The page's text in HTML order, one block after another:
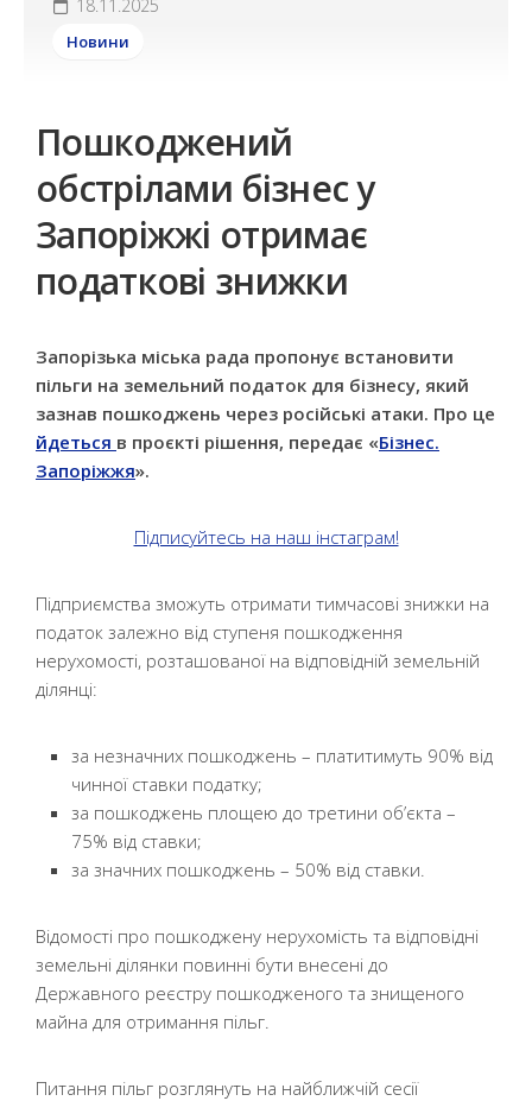
18.11.2025
Новини
Пошкоджений
обстрілами бізнес у
Запоріжжі отримає
податкові знижки
Запорізька міська рада пропонує встановити
пільги на земельний податок для бізнесу, який
зазнав пошкоджень через російські атаки. Про це
йдеться в проєкті рішення, передає «Бізнес.
Запоріжжя».
Підписуйтесь на наш інстаграм!
Підприємства зможуть отримати тимчасові знижки на
податок залежно від ступеня пошкодження
нерухомості, розташованої на відповідній земельній
ділянці:
за незначних пошкоджень – платитимуть 90% від
чинної ставки податку;
за пошкоджень площею до третини об’єкта –
75% від ставки;
за значних пошкоджень – 50% від ставки.
Відомості про пошкоджену нерухомість та відповідні
земельні ділянки повинні бути внесені до
Державного реєстру пошкодженого та знищеного
майна для отримання пільг.
Питання пільг розглянуть на найближчій сесії